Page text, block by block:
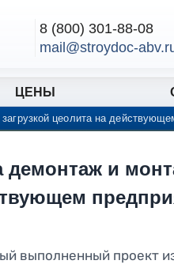
8 (800) 301-88-08
mail@stroydoc-
ЦЕНЫ
цеолита на
демонтаж и
выполненный проект